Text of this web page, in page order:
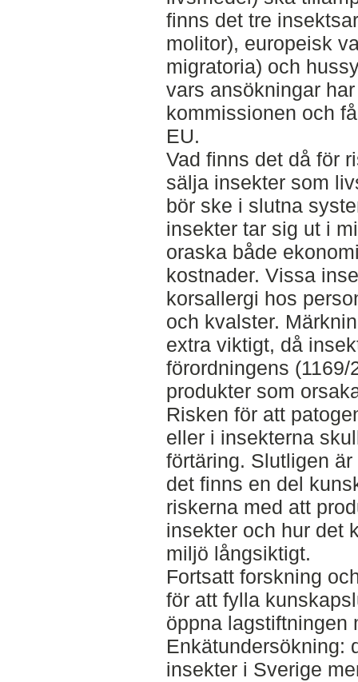
finns det tre
molitor), europeisk
migratoria) och
vars ansökningar
kommissionen och
EU.
Vad finns det då för
sälja insekter som
bör ske i slutna
insekter tar sig ut i
oraska både
kostnader. Vissa
korsallergi hos
och kvalster.
extra viktigt, då
förordningens
produkter som
Risken för att
eller i insekterna
förtäring. Slutligen
det finns en del
riskerna med att
insekter och hur det
miljö långsiktigt.
Fortsatt forskning
för att fylla
öppna lagstiftningen
Enkätundersökning:
insekter i Sverige